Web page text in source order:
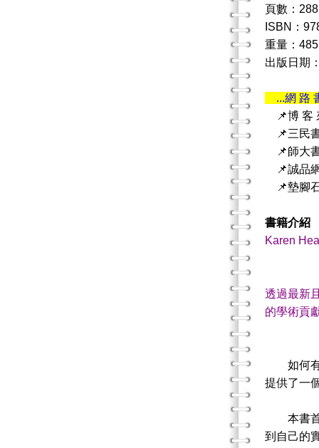
頁數：288
ISBN：
重量：485
出版日期
...網 路
📌博 客
📌三民
📌師大
📌誠品
📌墊腳
書籍介紹
Karen
-Siv
透過最新
的學術貢獻
- Liz
如何
提供了一
本書首
到自己的